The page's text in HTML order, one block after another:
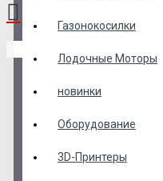
Газонокосилки
Лодочные Моторы
новинки
Оборудование
3D-Принтеры